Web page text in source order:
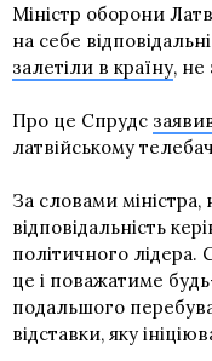
Міністр оборони
на себе
залетіли в країну, не
Про це Спрудс
латвійському
За словами
відповідальність
політичного
це і поважатиме
подальшого
відставки, яку